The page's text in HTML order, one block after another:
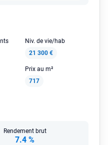
Niv. de vie/hab
21 300 €
Prix au m²
717
Rendement brut
7.4 %